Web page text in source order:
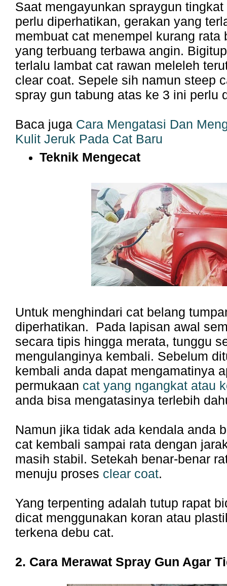
Saat mengayunkan spraygun
perlu diperhatikan, gerakan yang
membuat cat menempel kurang rata
yang terbuang terbawa angin.
terlalu lambat cat rawan meleleh
clear coat. Sepele sih namun steep
spray gun tabung atas ke 3 ini perlu
Baca juga Cara Mengatasi Dan
Kulit Jeruk Pada Cat Baru
Teknik Mengecat
Untuk menghindari cat belang
diperhatikan. Pada lapisan awal
secara tipis hingga merata, tunggu
mengulanginya kembali. Sebelum
kembali anda dapat mengamatinya
permukaan cat yang ngangkat atau
anda bisa mengatasinya terlebih
Namun jika tidak ada kendala anda
cat kembali sampai rata dengan
masih stabil. Setekah benar-benar
menuju proses clear coat.
Yang terpenting adalah tutup rapat
dicat menggunakan koran atau
terkena debu cat.
2. Cara Merawat Spray Gun Agar